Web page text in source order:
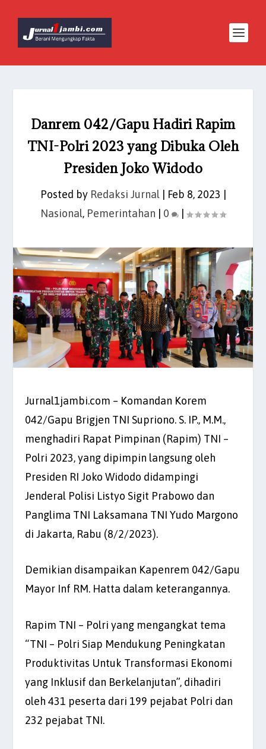
Danrem 042/Gapu Hadiri Rapim
TNI-Polri 2023 yang Dibuka Oleh
Presiden Joko Widodo
Posted by Redaksi Jurnal| Feb 8, 2023
Nasional, Pemerintahan 0
Jurnal1jambi.com – Komandan Korem
042/Gapu Brigjen TNI Supriono. S. IP., M.M.,
menghadiri Rapat Pimpinan (Rapim) TNI –
Polri 2023, yang dipimpin langsung oleh
Presiden RI Joko Widodo didampingi
Jenderal Polisi Listyo Sigit Prabowo dan
Panglima TNI Laksamana TNI Yudo Margono
di Jakarta, Rabu (8/2/2023).
Demikian disampaikan Kapenrem 042/Gapu
Mayor Inf RM. Hatta dalam keterangannya.
Rapim TNI – Polri yang mengangkat tema
“TNI – Polri Siap Mendukung Peningkatan
Produktivitas Untuk Transformasi Ekonomi
yang Inklusif dan Berkelanjutan”, dihadiri
oleh 431 peserta dari 199 pejabat Polri dan
232 pejabat TNI.